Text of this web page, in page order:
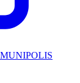
MUNIPOLIS